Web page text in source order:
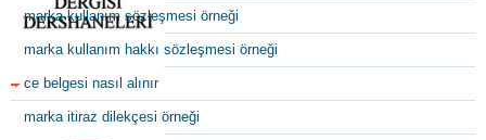
marka kullanım sözleşmesi örneği
marka kullanım hakkı sözleşmesi örneği
ce belgesi nasıl alınır
marka itiraz dilekçesi örneği